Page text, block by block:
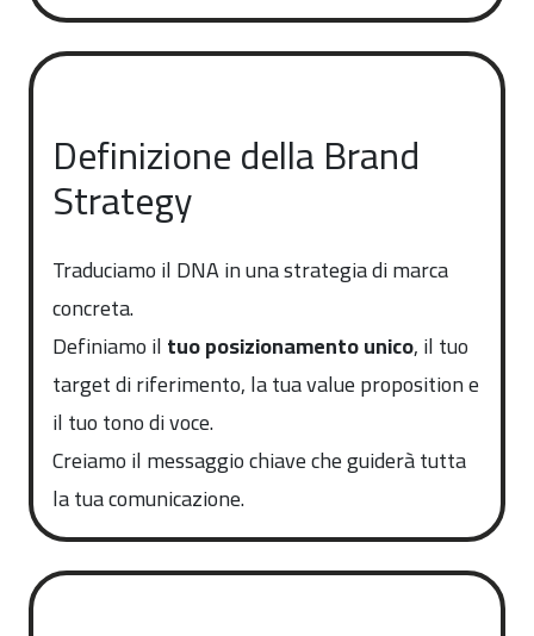
Definizione della Brand
Strategy
Traduciamo il DNA in una strategia di marca
concreta.
Definiamo iltuo posizionamento unico, il tuo
target di riferimento, la tua value proposition e
il tuo tono di voce.
Creiamo il messaggio chiave che guiderà tutta
la tua comunicazione.